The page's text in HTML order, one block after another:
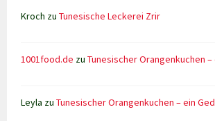
Kroch zuTunesische Leckerei Zrir
1001food.de zuTunesischer Orangenkuchen
Leyla zuTunesischer Orangenkuchen – ein